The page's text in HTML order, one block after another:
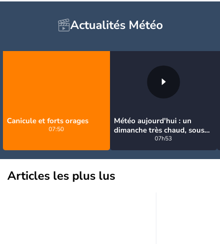
Actualités Météo
Canicule et forts orages
07:50
Météo aujourd'hui : un
dimanche très chaud, sous
la menace de quelques
orages
07h53
Articles les plus lus